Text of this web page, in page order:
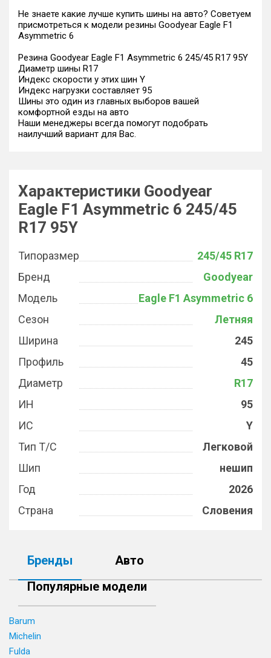
Не знаете какие лучше купить шины на авто? Советуем
присмотреться к модели резины Goodyear Eagle F1
Asymmetric 6
Резина Goodyear Eagle F1 Asymmetric 6 245/45 R17 95Y
Диаметр шины R17
Индекс скорости у этих шин Y
Индекс нагрузки составляет 95
Шины это один из главных выборов вашей
комфортной езды на авто
Наши менеджеры всегда помогут подобрать
наилучший вариант для Вас.
Характеристики Goodyear
Eagle F1 Asymmetric 6 245/45
R17 95Y
Типоразмер
245/45 R17
Бренд
Goodyear
Модель
Eagle F1 Asymmetric 6
Сезон
Летняя
Ширина
245
Профиль
45
Диаметр
R17
ИН
95
ИС
Y
Тип Т/С
Легковой
Шип
нешип
Год
2026
Страна
Словения
Бренды
Авто
Популярные модели
Barum
Michelin
Fulda